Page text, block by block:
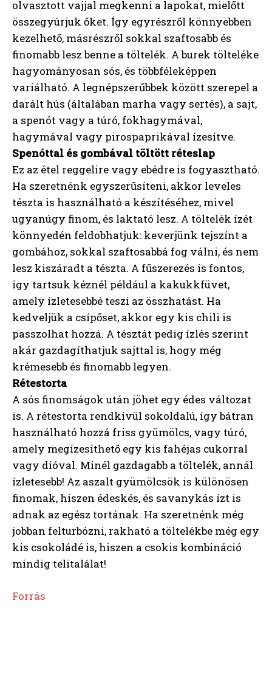
olvasztott vajjal megkenni a lapokat, mielőtt
összegyúrjuk őket. Így egyrészről könnyebben
kezelhető, másrészről sokkal szaftosabb és
finomabb lesz benne a töltelék. A burek tölteléke
hagyományosan sós, és többféleképpen
variálható. A legnépszerűbbek között szerepel a
darált hús (általában marha vagy sertés), a sajt,
a spenót vagy a túró, fokhagymával,
hagymával vagy pirospaprikával ízesítve.
Spenóttal és gombával töltött réteslap
Ez az étel reggelire vagy ebédre is fogyasztható.
Ha szeretnénk egyszerűsíteni, akkor leveles
tészta is használható a készítéséhez, mivel
ugyanúgy finom, és laktató lesz. A töltelék ízét
könnyedén feldobhatjuk: keverjünk tejszínt a
gombához, sokkal szaftosabbá fog válni, és nem
lesz kiszáradt a tészta. A fűszerezés is fontos,
így tartsuk kéznél például a kakukkfüvet,
amely ízletesebbé teszi az összhatást. Ha
kedveljük a csípőset, akkor egy kis chili is
passzolhat hozzá. A tésztát pedig ízlés szerint
akár gazdagíthatjuk sajttal is, hogy még
krémesebb és finomabb legyen.
Rétestorta
A sós finomságok után jöhet egy édes változat
is. A rétestorta rendkívül sokoldalú, így bátran
használható hozzá friss gyümölcs, vagy túró,
amely megízesíthető egy kis fahéjas cukorral
vagy dióval. Minél gazdagabb a töltelék, annál
ízletesebb! Az aszalt gyümölcsök is különösen
finomak, hiszen édeskés, és savanykás ízt is
adnak az egész tortának. Ha szeretnénk még
jobban felturbózni, rakható a töltelékbe még egy
kis csokoládé is, hiszen a csokis kombináció
mindig telitalálat!
Forrás